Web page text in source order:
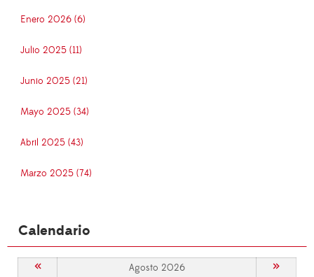
Enero 2026 (6)
Julio 2025 (11)
Junio 2025 (21)
Mayo 2025 (34)
Abril 2025 (43)
Marzo 2025 (74)
Calendario
« Agosto 2026 »